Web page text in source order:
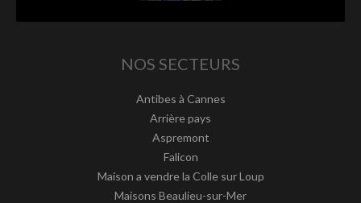
NOS SECTEURS
Antibes à Cannes
Arrière pays
Aspremont
Falicon
Maison a vendre la Colle sur Loup
Maisons Beaulieu-sur-Mer